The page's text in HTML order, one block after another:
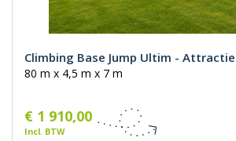
Climbing Base Jump Ultim - Attractie
80 m x 4,5 m x 7 m
€ 1 910,00
Incl. BTW